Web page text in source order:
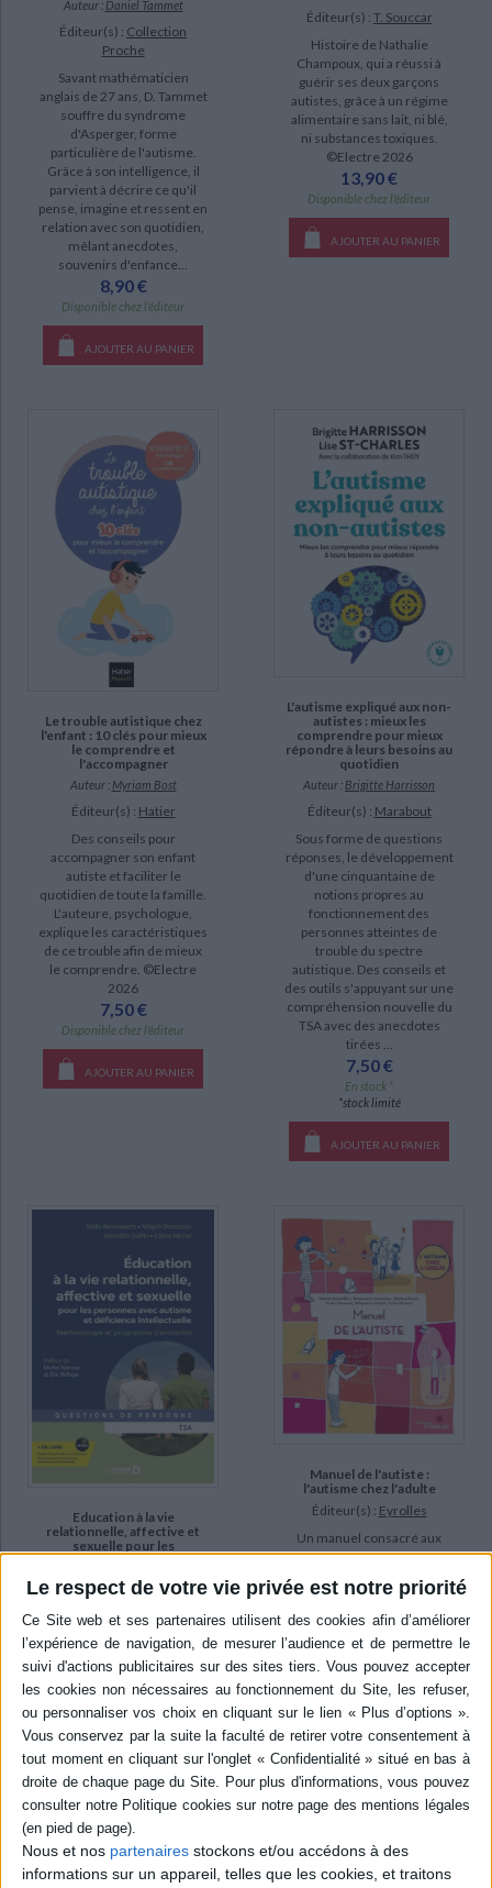
Le respect de votre vie privée est notre priorité
Nous et nos partenaires stockons et/ou accédons à des
informations sur un appareil, telles que les cookies, et traitons
Auteur : Daniel Tammet
Éditeur(s) : Collection
Proche
Savant mathématicien
anglais de 27 ans, D. Tammet
souffre du syndrome
d'Asperger, forme
particulière de l'autisme.
Grâce à son intelligence, il
parvient à décrire ce qu'il
pense, imagine et ressent en
relation avec son quotidien,
mêlant anecdotes,
souvenirs d'enfance...
8,90 €
Disponible chez l'éditeur
AJOUTER AU PANIER
Éditeur(s) : T. Souccar
Histoire de Nathalie
Champoux, qui a réussi à
guérir ses deux garçons
autistes, grâce à un régime
alimentaire sans lait, ni blé,
ni substances toxiques.
©Electre 2026
13,90 €
Disponible chez l'éditeur
AJOUTER AU PANIER
Le trouble autistique chez
l'enfant : 10 clés pour mieux
le comprendre et
l'accompagner
Auteur : Myriam Bost
Éditeur(s) : Hatier
Des conseils pour
accompagner son enfant
autiste et faciliter le
quotidien de toute la famille.
L'auteure, psychologue,
explique les caractéristiques
de ce trouble afin de mieux
le comprendre. ©Electre
2026
7,50 €
Disponible chez l'éditeur
AJOUTER AU PANIER
L'autisme expliqué aux non-
autistes : mieux les
comprendre pour mieux
répondre à leurs besoins au
quotidien
Auteur : Brigitte Harrisson
Éditeur(s) : Marabout
Sous forme de questions
réponses, le développement
d'une cinquantaine de
notions propres au
fonctionnement des
personnes atteintes de
trouble du spectre
autistique. Des conseils et
des outils s'appuyant sur une
compréhension nouvelle du
TSA avec des anecdotes
tirées ...
7,50 €
En stock *
*stock limité
AJOUTER AU PANIER
Education à la vie
relationnelle, affective et
sexuelle pour les
personnes avec autisme et
méthodologie et
programme d'animation
Éditeur(s) :De Boeck
supérieur
Guide pour faciliter aux
professionnels la mise en
place d'un programme
d'éducation à la vie
relationnelle, affective et
sexuelle dans un
établissement accueillant
des enfants, des
adolescents ou des adultes
autistes. Avec des fiches
d'animation adaptées aux
personne...
Manuel de l'autiste :
l'autisme chez l'adulte
Éditeur(s) : Eyrolles
Un manuel consacré aux
différentes manifestations
autistique (TSA) chez
l'adulte, qui peuvent être
interactions sociales, des
problèmes de
communication, des
troubles du comportement
et provoquer des difficultés
d'apprentissa...
25,00 €
En stock *
*stock limité
AJOUTER AU PANIER